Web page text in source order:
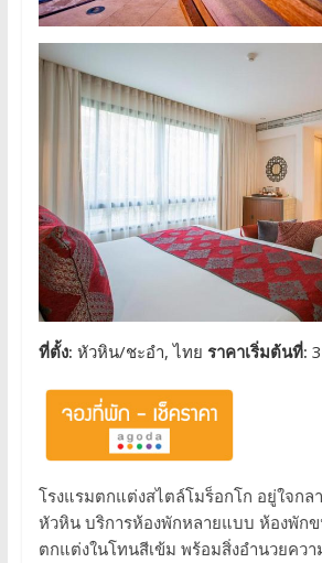
ที่ตั้ง: หัวหิน/ชะอำ, ไทย ราคาเริ่มต้นที่:
โรงแรมตกแต่งสไตล์โมร็อกโก อยู่ใจกล
หัวหิน บริการห้องพักหลายแบบ ห้องพัก
ตกแต่งในโทนสีเข้ม พร้อมสิ่งอำนวยคว